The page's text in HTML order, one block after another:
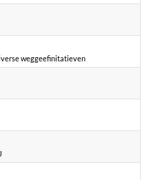
weggeefinitatieven